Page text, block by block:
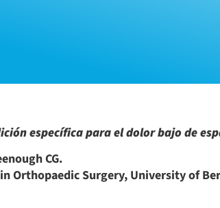
específica para el dolor bajo de
CG.
Orthopaedic Surgery, University of